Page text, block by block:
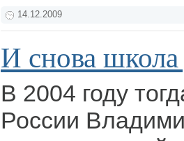
14.12.2009
И снова школа
В 2004 году
России